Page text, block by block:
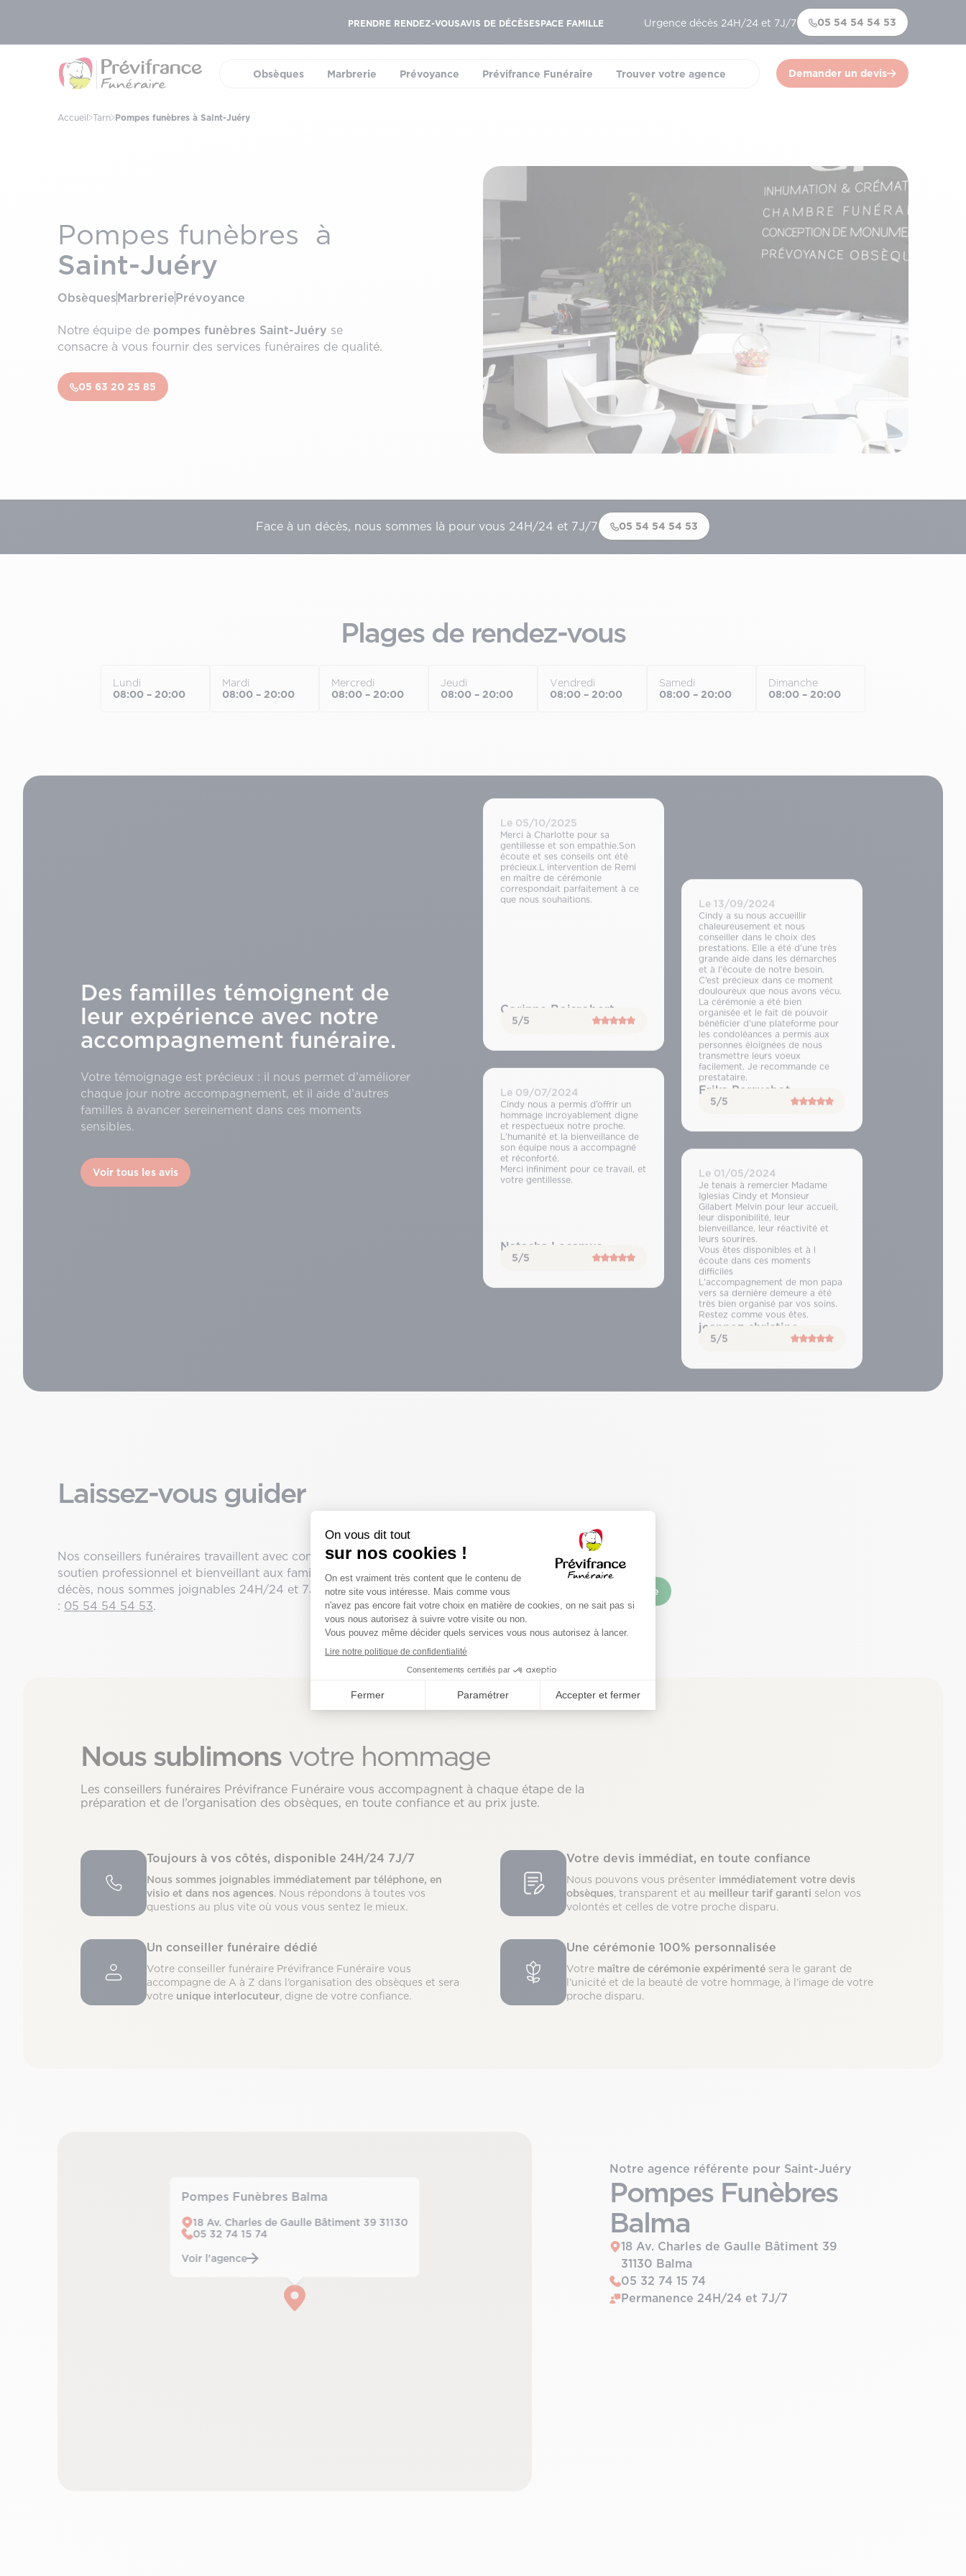
PRENDRE RENDEZ-VOUSAVIS DE DÉCÈSESPACE FAMILLE Urgence décès 24H/24 et 7J/7 05 54 54 54 53
Obsèques
Marbrerie
Prévoyance
Prévifrance Funéraire
Trouver votre agence Demander un devis
Accueil Tarn Pompes funèbres à Saint-Juéry
Pompes funèbres à
Saint-Juéry
ObsèquesMarbreriePrévoyance
Notre équipe de pompes funèbres Saint-Juéry se
consacre à vous fournir des services funéraires de qualité.
05 63 20 25 85
Face à un décès, nous sommes là pour vous 24H/24 et 7J/7 05 54 54 54 53
Plages de rendez-vous
Lundi
08:00 – 20:00
Mardi
08:00 – 20:00
Mercredi
08:00 – 20:00
Jeudi
08:00 – 20:00
Vendredi
08:00 – 20:00
Samedi
08:00 – 20:00
Dimanche
08:00 – 20:00
Des familles témoignent de
leur expérience avec notre
accompagnement funéraire.
Votre témoignage est précieux : il nous permet d’améliorer
chaque jour notre accompagnement, et il aide d’autres
familles à avancer sereinement dans ces moments
sensibles.
Voir tous les avis
Le 05/10/2025
Merci à Charlotte pour sa
gentillesse et son empathie.Son
écoute et ses conseils ont été
précieux.L intervention de Remi
en maître de cérémonie
correspondait parfaitement à ce
que nous souhaitions.
Corinne Boisrobert
5/5
Le 13/09/2024
Cindy a su nous accueillir
chaleureusement et nous
conseiller dans le choix des
prestations. Elle a été d’une très
grande aide dans les démarches
et à l’écoute de notre besoin.
C’est précieux dans ce moment
douloureux que nous avons vécu.
La cérémonie a été bien
organisée et le fait de pouvoir
bénéficier d’une plateforme pour
les condoléances a permis aux
personnes éloignées de nous
transmettre leurs voeux
facilement. Je recommande ce
prestataire.
Erika Perruchot
5/5
Le 09/07/2024
Cindy nous a permis d’offrir un
hommage incroyablement digne
et respectueux notre proche.
L’humanité et la bienveillance de
son équipe nous a accompagné
et réconforté.
Merci infiniment pour ce travail, et
votre gentillesse.
Natacha Lecamus
5/5
Le 01/05/2024
Je tenais à remercier Madame
Iglesias Cindy et Monsieur
Gilabert Melvin pour leur accueil,
leur disponibilité, leur
bienveillance, leur réactivité et
leurs sourires.
Vous êtes disponibles et à l
écoute dans ces moments
difficiles
L’accompagnement de mon papa
vers sa dernière demeure a été
très bien organisé par vos soins.
Restez comme vous êtes.
jeannez christine
5/5
Laissez-vous guider
Nos conseillers funéraires travaillent avec confiance et respect et offrent un
soutien professionnel et bienveillant aux familles endeuillées. En cas de
décès, nous sommes joignables 24H/24 et 7J/7 via notre notre numéro
: 05 54 54 54 53.
Prendre rendez-vous en agence
Nous sublimonsvotre hommage
Les conseillers funéraires Prévifrance Funéraire vous accompagnent à chaque étape de la
préparation et de l’organisation des obsèques, en toute confiance et au prix juste.
Toujours à vos côtés, disponible 24H/24 7J/7
Nous sommes joignables immédiatement par téléphone, en
visio et dans nos agences. Nous répondons à toutes vos
questions au plus vite où vous vous sentez le mieux.
Votre devis immédiat, en toute confiance
Nous pouvons vous présenter immédiatement votre devis
obsèques , transparent et au meilleur tarif garanti selon vos
volontés et celles de votre proche disparu.
Un conseiller funéraire dédié
Votre conseiller funéraire Prévifrance Funéraire vous
accompagne de A à Z dans l’organisation des obsèques et sera
votre unique interlocuteur , digne de votre confiance.
Une cérémonie 100% personnalisée
Votre maître de cérémonie expérimenté sera le garant de
l’unicité et de la beauté de votre hommage, à l’image de votre
proche disparu.
Pompes Funèbres Balma
18 Av. Charles de Gaulle Bâtiment 39 31130
05 32 74 15 74
Voir l'agence
Notre agence référente pour Saint-Juéry
Pompes Funèbres
Balma
18 Av. Charles de Gaulle Bâtiment 39
31130 Balma
05 32 74 15 74
Permanence 24H/24 et 7J/7